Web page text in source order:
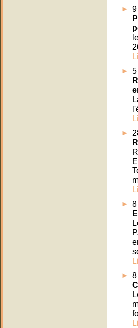
9
5
8
8